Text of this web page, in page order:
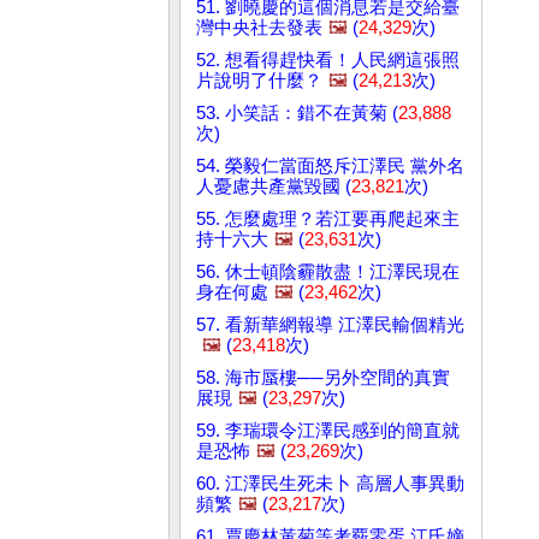
51. 劉曉慶的這個消息若是交給臺
灣中央社去發表 🖼️ (24,329次)
52. 想看得趕快看！人民網這張照
片說明了什麼？ 🖼️ (24,213次)
53. 小笑話：錯不在黃菊 (23,888
次)
54. 榮毅仁當面怒斥江澤民 黨外名
人憂慮共產黨毀國 (23,821次)
55. 怎麼處理？若江要再爬起來主
持十六大 🖼️ (23,631次)
56. 休士頓陰霾散盡！江澤民現在
身在何處 🖼️ (23,462次)
57. 看新華網報導 江澤民輸個精光
🖼️ (23,418次)
58. 海市蜃樓──另外空間的真實
展現 🖼️ (23,297次)
59. 李瑞環令江澤民感到的簡直就
是恐怖 🖼️ (23,269次)
60. 江澤民生死未卜 高層人事異動
頻繁 🖼️ (23,217次)